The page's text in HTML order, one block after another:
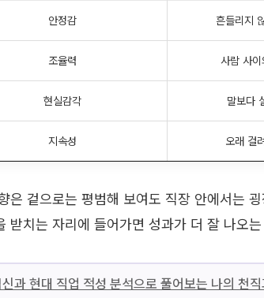
안정감 흔들리지
조율력 사람 사
현실감각 말보다
지속성 오래 걸
은 겉으로는 평범해 보여도 직장 안에서는
받치는 자리에 들어가면 성과가 더 잘 나오
과 현대 직업 적성 분석으로 풀어보는 나의 천